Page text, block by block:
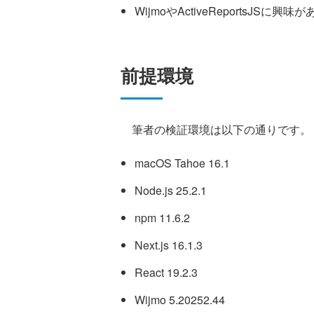
WijmoやActiveReportsJSに興味が
前提環境
筆者の検証環境は以下の通りです。
macOS Tahoe 16.1
Node.js 25.2.1
npm 11.6.2
Next.js 16.1.3
React 19.2.3
Wijmo 5.20252.44